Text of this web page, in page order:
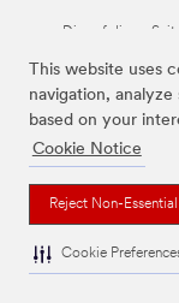
This website uses
navigation,
based on your
Cookie Notice
Reject Non-
Cookie
Die auf dieser